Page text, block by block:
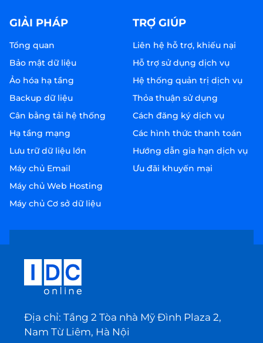
GIẢI PHÁP
Tổng quan
Bảo mật dữ liệu
Ảo hóa hạ tầng
Backup dữ liệu
Cân bằng tải hệ thống
Hạ tầng mạng
Lưu trữ dữ liệu lớn
Máy chủ Email
Máy chủ Web Hosting
Máy chủ Cơ sở dữ liệu
TRỢ GIÚP
Liên hệ hỗ trợ, khiếu nại
Hỗ trợ sử dụng dịch vụ
Hệ thống quản trị dịch vụ
Thỏa thuận sử dụng
Cách đăng ký dịch vụ
Các hình thức thanh toán
Hướng dẫn gia hạn dịch vụ
Ưu đãi khuyến mại
Địa chỉ: Tầng 2 Tòa nhà Mỹ Đình Plaza 2,
Nam Từ Liêm, Hà Nội